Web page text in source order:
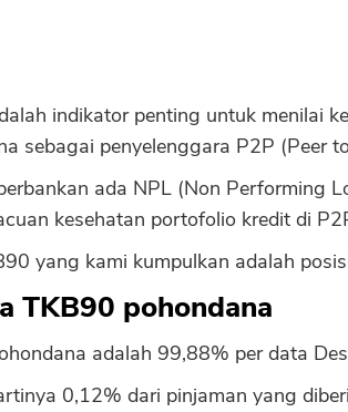
indikator penting untuk menilai
sebagai penyelenggara P2P (Peer
ada NPL (Non Performing
kesehatan portofolio kredit di
yang kami kumpulkan adalah
TKB90 pohondana
adalah 99,88% per data
0,12% dari pinjaman yang